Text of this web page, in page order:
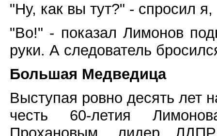
"Ну, как вы тут?" - спросил
"Во!" - показал Лимонов
руки. А следователь
Большая Медведица
Выступая ровно десять лет
честь 60-летия